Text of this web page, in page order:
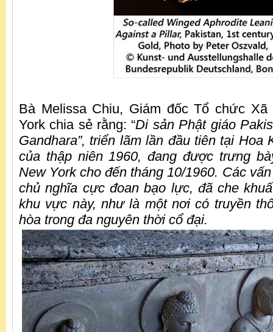
Bà Melissa Chiu, Giám đốc Tổ chức
York chia sẻ rằng: “Di sản Phật giáo
Gandhara”, triển lãm lần đầu tiên tại
của thập niên 1960, đang được trưng
New York cho đến tháng 10/1960. Các
chủ nghĩa cực đoan bạo lực, đã che
khu vực này, như là một nơi có truyền
hòa trong đa nguyên thời cổ đại.